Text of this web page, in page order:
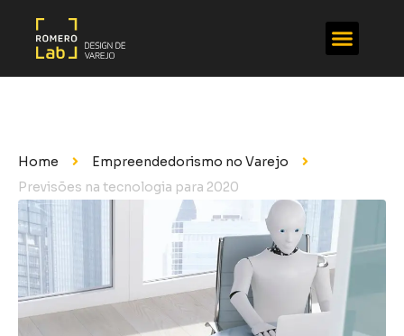
Home
Empreendedorismo no Varejo
Previsões na tecnologia para 2020